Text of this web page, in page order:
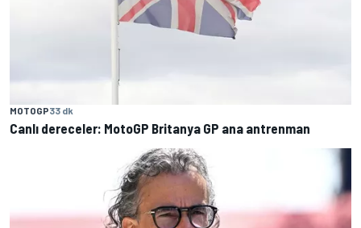
MOTOGP33 dk
Canlı dereceler: MotoGP Britanya GP ana antrenman